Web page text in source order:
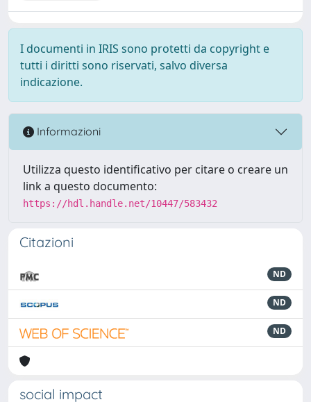
I documenti in IRIS sono protetti da copyright e
tutti i diritti sono riservati, salvo diversa
indicazione.
Informazioni
Utilizza questo identificativo per citare o creare un
link a questo documento:
https://hdl.handle.net/10447/583432
Citazioni
ND
ND
ND
social impact